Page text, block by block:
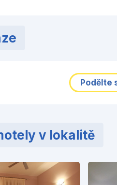
Podělte
v lokalitě